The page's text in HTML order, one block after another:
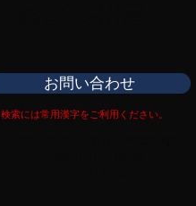
お問い合わせ
検索には常用漢字をご利用ください。